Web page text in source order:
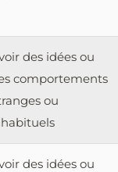
des idées ou
comportements
ou
des idées ou